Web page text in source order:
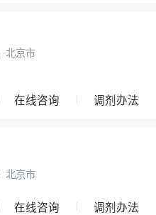
北京市
在线咨询 调剂办法
北京市
在线咨询 调剂办法